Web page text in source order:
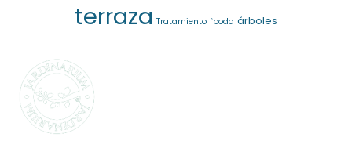
terraza Tratamiento `poda árboles